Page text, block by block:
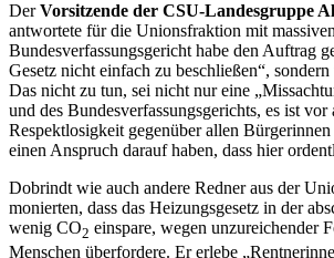
DerVorsitzende der CSU-Landesgruppe
antwortete für die Unionsfraktion mit
Bundesverfassungsgericht habe den Auftrag
Gesetz nicht einfach zu beschließen“,
Das nicht zu tun, sei nicht nur eine
und des Bundesverfassungsgerichts, es ist vor
Respektlosigkeit gegenüber allen
einen Anspruch darauf haben, dass hier
Dobrindt wie auch andere Redner aus der
monierten, dass das Heizungsgesetz in der
wenig CO2 einspare, wegen unzureichender
Menschen überfordere. Er erlebe